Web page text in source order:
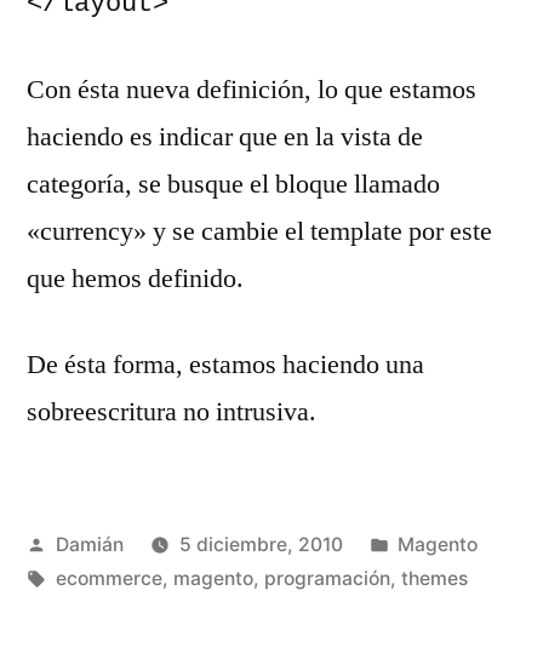
Con ésta nueva definición, lo que estamos
haciendo es indicar que en la vista de
categoría, se busque el bloque llamado
«currency» y se cambie el template por este
que hemos definido.
De ésta forma, estamos haciendo una
sobreescritura no intrusiva.
Publicado
por
Damián 5 diciembre, 2010
Publicado
en
Magento
Etiquetas:
ecommerce, magento, programación, themes